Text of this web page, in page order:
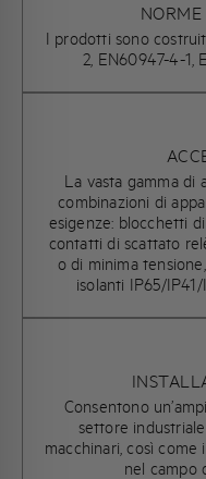
I prodotti sono
2, EN60947-4-1,
La vasta gamma di
combinazioni di
esigenze: blocchetti
contatti di scattato
o di minima
isolanti IP65/
Consentono
settore
macchinari, così
nel campo